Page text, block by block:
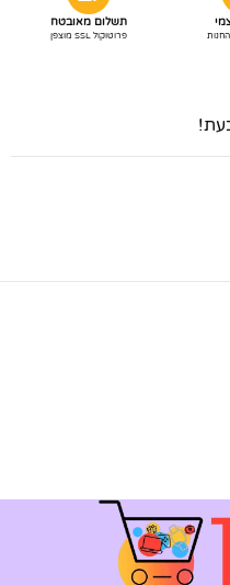
תשלום מאובטח
פרוטוקול SSL מוצפן